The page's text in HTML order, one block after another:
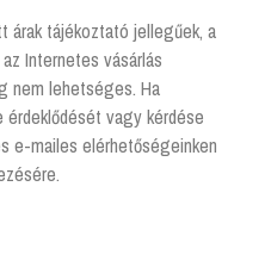
címkével rendelkező
tájékoztató jellegűek, a
Internetes vásárlás
nem lehetséges. Ha
vagy kérdése
e-mailes elérhetőségeinken